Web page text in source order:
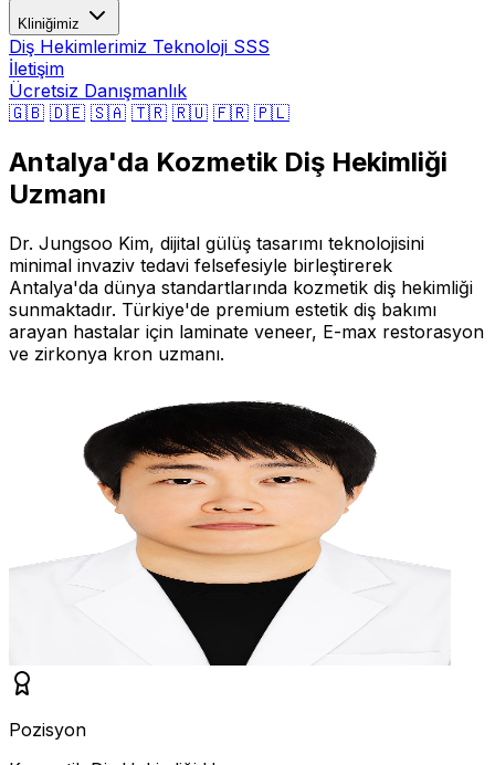
Kliniğimiz
Diş Hekimlerimiz Teknoloji SSS
İletişim
Ücretsiz Danışmanlık
🇬🇧 🇩🇪 🇸🇦 🇹🇷 🇷🇺 🇫🇷 🇵🇱
Antalya'da Kozmetik Diş Hekimliği
Uzmanı
Dr. Jungsoo Kim, dijital gülüş tasarımı teknolojisini
minimal invaziv tedavi felsefesiyle birleştirerek
Antalya'da dünya standartlarında kozmetik diş hekimliği
sunmaktadır. Türkiye'de premium estetik diş bakımı
arayan hastalar için laminate veneer, E-max restorasyon
ve zirkonya kron uzmanı.
Pozisyon